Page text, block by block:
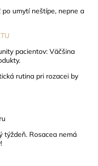
po umytí neštípe, nepne a
pacientov: Väčšina
rutina pri rozacei by
týždeň. Rosacea nemá